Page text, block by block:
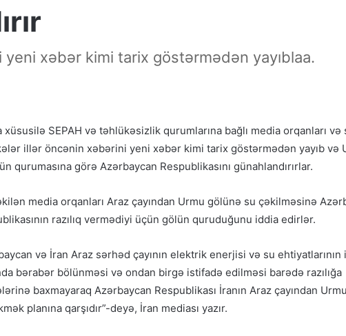
xəbər kimi tarix göstərmədən yayıblaa.
xüsusilə SEPAH və təhlükəsizlik qurumlarına bağlı media orqanları və
illər öncənin xəbərini yeni xəbər kimi tarix göstərmədən yayıb və
qurumasına görə Azərbaycan Respublikasını günahlandırırlar.
media orqanları Araz çayından Urmu gölünə su çəkilməsinə
razılıq vermədiyi üçün gölün quruduğunu iddia edirlər.
və İran Araz sərhəd çayının elektrik enerjisi və su ehtiyatlarının
bərabər bölünməsi və ondan birgə istifadə edilməsi barədə razılığa
baxmayaraq Azərbaycan Respublikası İranın Araz çayından
planına qarşıdır”-deyə, İran mediası yazır.